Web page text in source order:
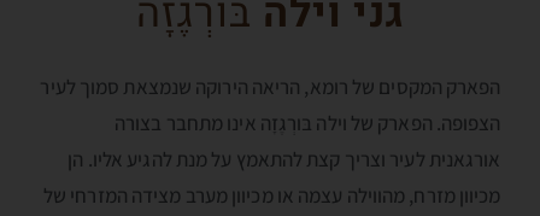
גני וילה בּורְגֶזָה
הפארק המקסים של רומא, הריאה הירוקה שנמצאת סמוך לעיר
הצפופה. הפארק של וילה בּורְגֶזָה אינו מתחבר בצורה
אורגאנית לעיר וצריך קצת להתאמץ על מנת להגיע אליו. הן
מכיוון מזרח, מהווילה עצמה או מכיוון מערב מצידה המזרחי של